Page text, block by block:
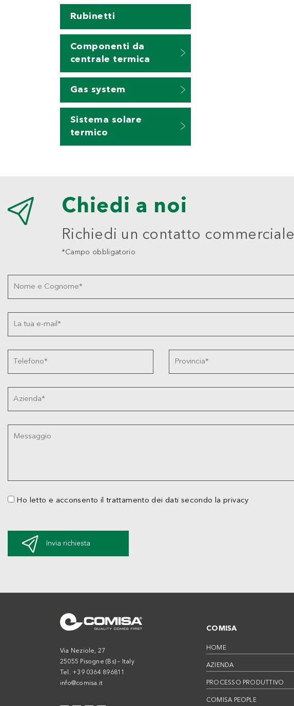
Rubinetti
Componenti da
centrale termica
Gas system
Sistema solare
termico
Chiedi a noi
Richiedi un contatto commerciale
*Campo obbligatorio
Ho letto e acconsento il trattamento dei dati secondo la privacy
Invia richiesta
Via Neziole, 27
25055 Pisogne (Bs) – Italy
Tel. +39 0364 896811
info@comisa.it
COMISA
HOME
AZIENDA
PROCESSO PRODUTTIVO
COMISA PEOPLE